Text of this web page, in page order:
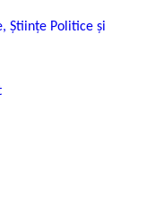
Ştiinţe Politice şi